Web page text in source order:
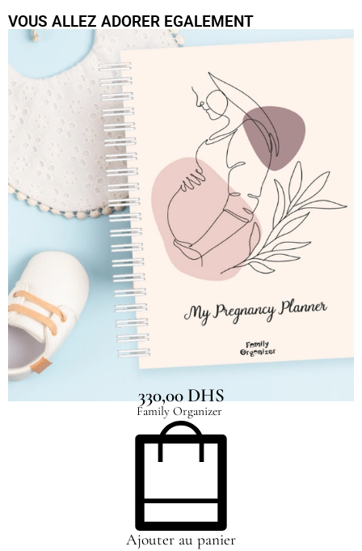
VOUS ALLEZ ADORER EGALEMENT
My Pregnancy Planner
Family Organizer
330,00DHS
Ajouter au panier